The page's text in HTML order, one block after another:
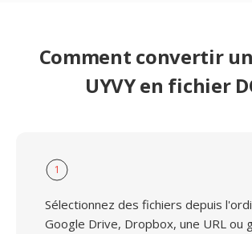
Comment convertir
UYVY en fichier
1
Sélectionnez des fichiers depuis
Google Drive, Dropbox, une URL ou